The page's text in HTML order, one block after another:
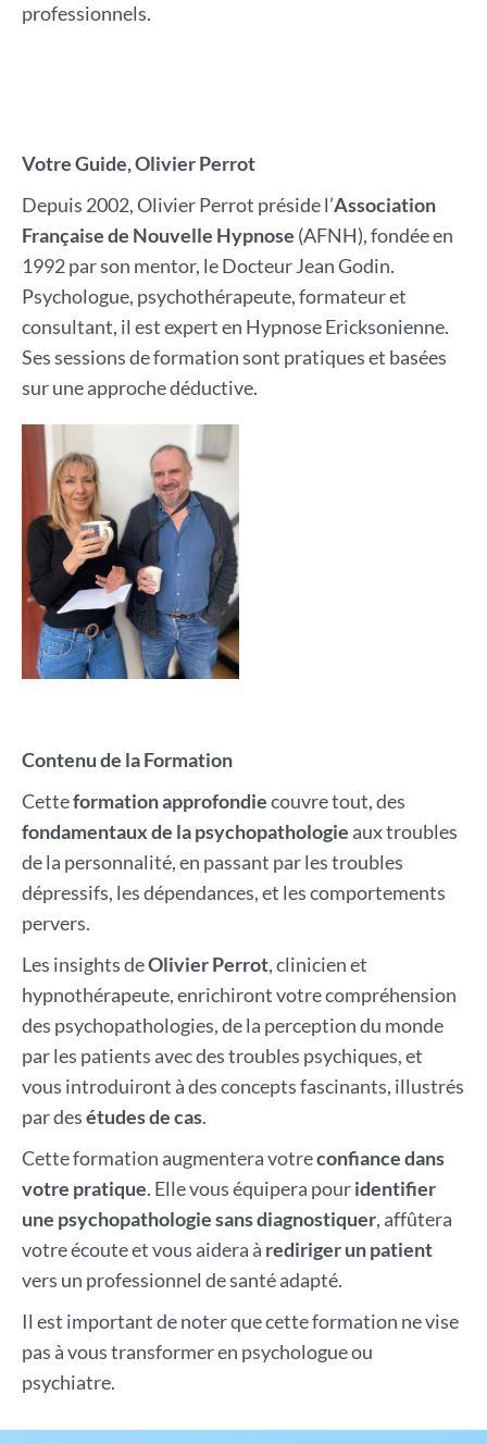
professionnels.
Votre Guide, Olivier Perrot
Depuis 2002, Olivier Perrot préside l’Association
Française de Nouvelle Hypnose (AFNH), fondée en
1992 par son mentor, le Docteur Jean Godin.
Psychologue, psychothérapeute, formateur et
consultant, il est expert en Hypnose Ericksonienne.
Ses sessions de formation sont pratiques et basées
sur une approche déductive.
Contenu de la Formation
Cetteformation approfondiecouvre tout, des
fondamentaux de la psychopathologie aux troubles
de la personnalité, en passant par les troubles
dépressifs, les dépendances, et les comportements
pervers.
Les insights deOlivier Perrot, clinicien et
hypnothérapeute, enrichiront votre compréhension
des psychopathologies, de la perception du monde
par les patients avec des troubles psychiques, et
vous introduiront à des concepts fascinants, illustrés
par desétudes de cas.
Cette formation augmentera votreconfiance dans
votre pratique. Elle vous équipera pouridentifier
une psychopathologie sans diagnostiquer, affûtera
votre écoute et vous aidera à rediriger un patient
vers un professionnel de santé adapté.
Il est important de noter que cette formation ne vise
pas à vous transformer en psychologue ou
psychiatre.